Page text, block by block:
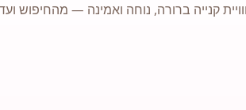
קנייה ברורה, נוחה ואמינה — מהחיפוש